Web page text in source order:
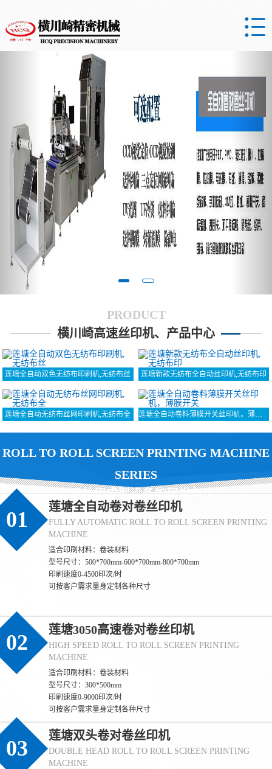

PRODUCT
横川崎高速丝印机、产品中心
莲塘全自动双色无纺布印刷机,无纺布丝 莲塘新款无纺布全自动丝印机,无纺布印
莲塘全自动无纺布丝网印刷机,无纺布全 莲塘全自动卷料薄膜开关丝印机，薄膜开关
ROLL TO ROLL SCREEN PRINTING MACHINE
SERIES
致力于丝印成型设备的研发与生产
01
莲塘全自动卷对卷丝印机
FULLY AUTOMATIC ROLL TO ROLL SCREEN PRINTING
MACHINE
适合印刷材料：卷装材料
型号尺寸：500*700mm-600*700mm-800*700mm
印刷速度0-4500印次/时
可按客户需求量身定制各种尺寸
02
莲塘3050高速卷对卷丝印机
HIGH SPEED ROLL TO ROLL SCREEN PRINTING
MACHINE
适合印刷材料：卷装材料
型号尺寸：300*500mm
印刷速度0-9000印次/时
可按客户需求量身定制各种尺寸
03
莲塘双头卷对卷丝印机
DOUBLE HEAD ROLL TO ROLL SCREEN PRINTING
MACHINE